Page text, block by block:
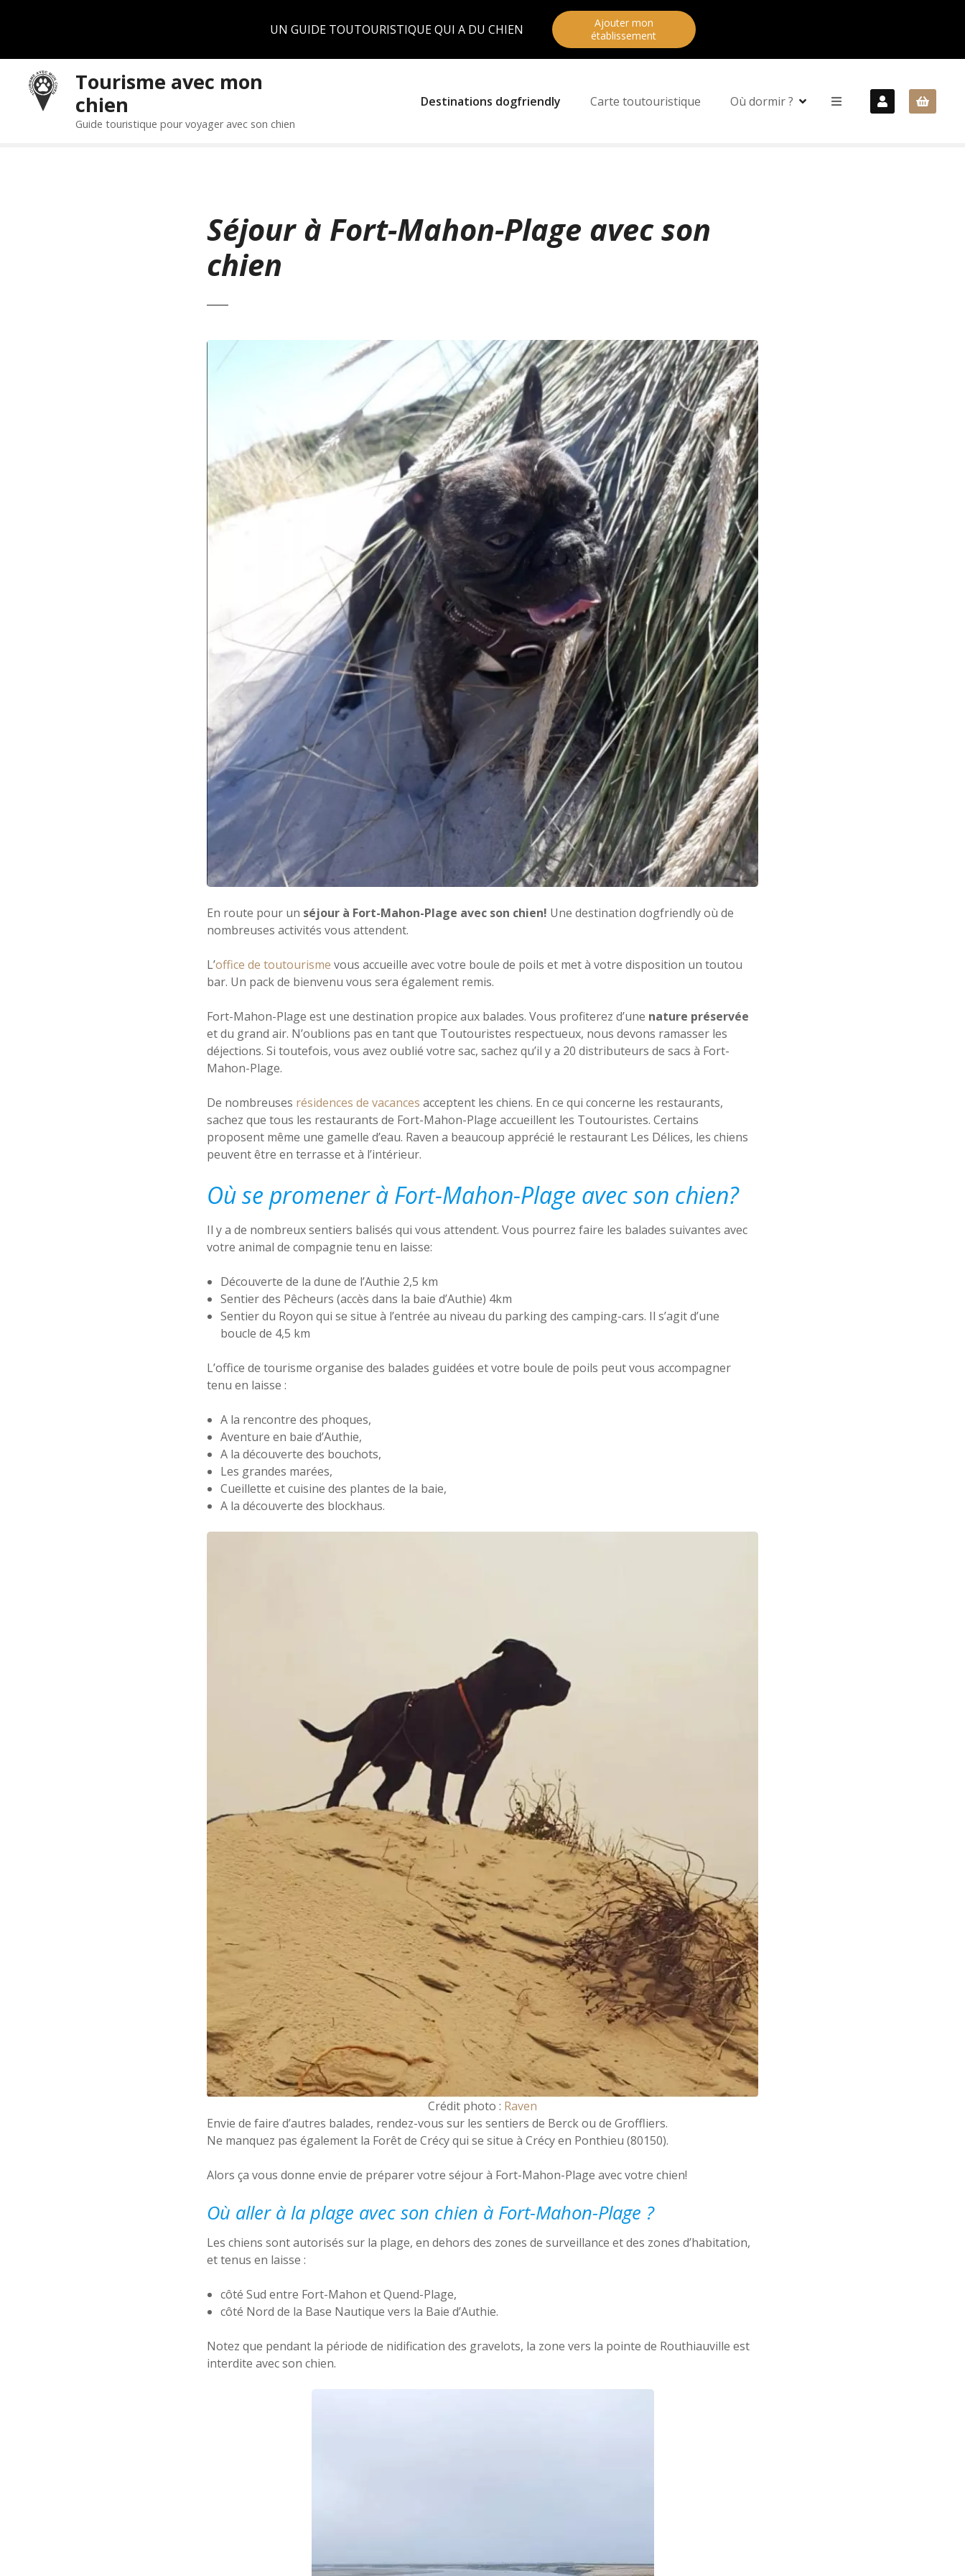
UN GUIDE TOUTOURISTIQUE QUI A DU CHIEN
Ajouter mon
établissement
Tourisme avec mon
chien
Guide touristique pour voyager avec son chien
Destinations dogfriendly Carte toutouristique Où dormir ?
Séjour à Fort-Mahon-Plage avec son
chien
En route pour un séjour à Fort-Mahon-Plage avec son chien! Une destination dogfriendly où de
nombreuses activités vous attendent.
L’office de toutourisme vous accueille avec votre boule de poils et met à votre disposition un toutou
bar. Un pack de bienvenu vous sera également remis.
Fort-Mahon-Plage est une destination propice aux balades. Vous profiterez d’une nature préservée
et du grand air. N’oublions pas en tant que Toutouristes respectueux, nous devons ramasser les
déjections. Si toutefois, vous avez oublié votre sac, sachez qu’il y a 20 distributeurs de sacs à Fort-
Mahon-Plage.
De nombreuses résidences de vacances acceptent les chiens. En ce qui concerne les restaurants,
sachez que tous les restaurants de Fort-Mahon-Plage accueillent les Toutouristes. Certains
proposent même une gamelle d’eau. Raven a beaucoup apprécié le restaurant Les Délices, les chiens
peuvent être en terrasse et à l’intérieur.
Où se promener à Fort-Mahon-Plage avec son chien?
Il y a de nombreux sentiers balisés qui vous attendent. Vous pourrez faire les balades suivantes avec
votre animal de compagnie tenu en laisse:
Découverte de la dune de l’Authie 2,5 km
Sentier des Pêcheurs (accès dans la baie d’Authie) 4km
Sentier du Royon qui se situe à l’entrée au niveau du parking des camping-cars. Il s’agit d’une
boucle de 4,5 km
L’office de tourisme organise des balades guidées et votre boule de poils peut vous accompagner
tenu en laisse :
A la rencontre des phoques,
Aventure en baie d’Authie,
A la découverte des bouchots,
Les grandes marées,
Cueillette et cuisine des plantes de la baie,
A la découverte des blockhaus.
Crédit photo : Raven
Envie de faire d’autres balades, rendez-vous sur les sentiers de Berck ou de Groffliers.
Ne manquez pas également la Forêt de Crécy qui se situe à Crécy en Ponthieu (80150).
Alors ça vous donne envie de préparer votre séjour à Fort-Mahon-Plage avec votre chien!
Où aller à la plage avec son chien à Fort-Mahon-Plage ?
Les chiens sont autorisés sur la plage, en dehors des zones de surveillance et des zones d’habitation,
et tenus en laisse :
côté Sud entre Fort-Mahon et Quend-Plage,
côté Nord de la Base Nautique vers la Baie d’Authie.
Notez que pendant la période de nidification des gravelots, la zone vers la pointe de Routhiauville est
interdite avec son chien.